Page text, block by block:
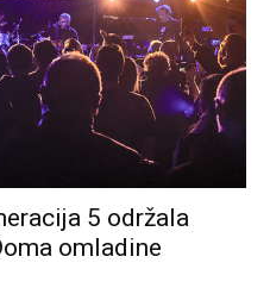
5 održala
omladine